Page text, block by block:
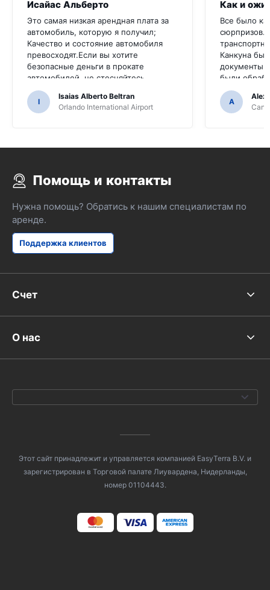
Исайас Альберто
Это самая низкая арендная плата за
автомобиль, которую я получил;
Качество и состояние автомобиля
превосходят.Если вы хотите
безопасные деньги в прокате
автомобилей, не стесняйтесь
обращаться к ним
I
Isaias Alberto Beltran
Orlando International Airport
Как и
Все было
Канкуна
документы
были
A
Alex
Помощь и контакты
Нужна помощь? Обратись к нашим специалистам по
аренде.
Поддержка клиентов
Счет
О нас
Этот сайт принадлежит и управляется компанией EasyTerra B.V. и
зарегистрирован в Торговой палате Лиувардена, Нидерланды,
номер 01104443.